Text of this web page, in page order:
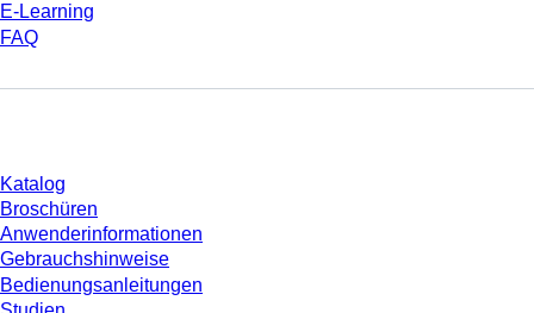
E-Learning
FAQ
Katalog
Broschüren
Anwenderinformationen
Gebrauchshinweise
Bedienungsanleitungen